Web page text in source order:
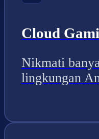
Cloud
Nikmati
lingkungan